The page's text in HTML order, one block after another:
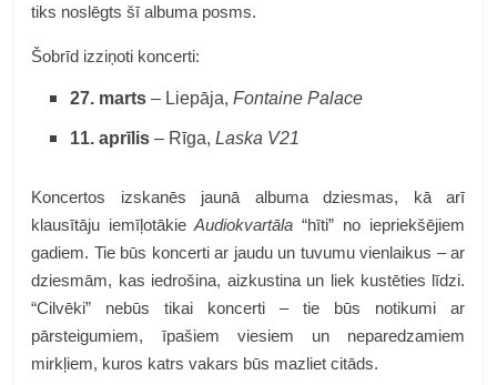
tiks noslēgts šī albuma posms.
Šobrīd izziņoti koncerti:
27. marts – Liepāja,Fontaine Palace
11. aprīlis – Rīga,Laska V21
Koncertos izskanēs jaunā albuma dziesmas, kā arī
klausītāju iemīļotākieAudiokvartāla “hīti” no iepriekšējiem
gadiem. Tie būs koncerti ar jaudu un tuvumu vienlaikus – ar
dziesmām, kas iedrošina, aizkustina un liek kustēties līdzi.
“Cilvēki” nebūs tikai koncerti – tie būs notikumi ar
pārsteigumiem, īpašiem viesiem un neparedzamiem
mirkļiem, kuros katrs vakars būs mazliet citāds.